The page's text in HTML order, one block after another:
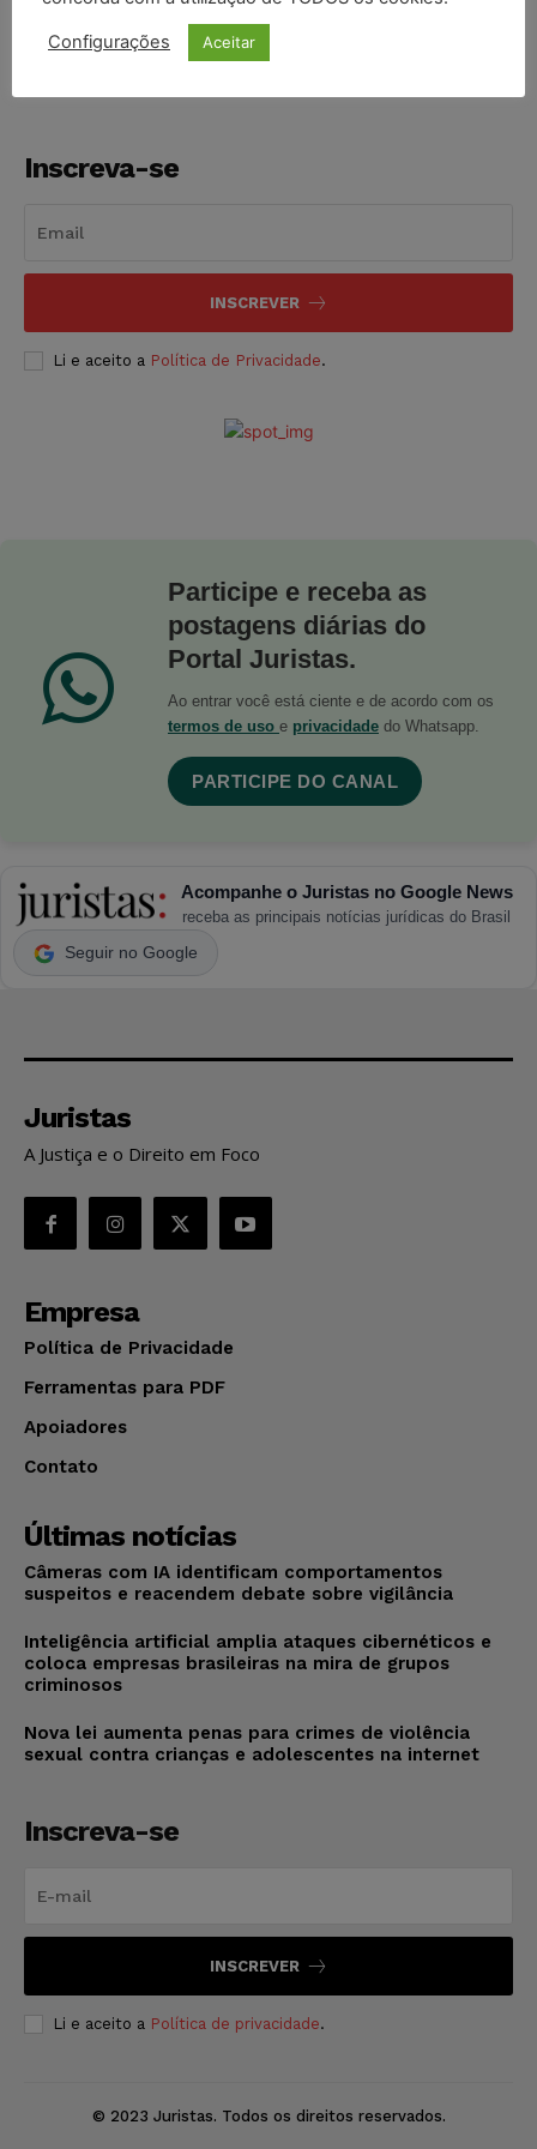
Inscreva-se
INSCREVER
Li e aceito a Política de Privacidade.
Participe e receba as
postagens diárias do
Portal Juristas.
Ao entrar você está ciente e de acordo com os
termos de uso e privacidade do Whatsapp.
PARTICIPE DO CANAL
Acompanhe o Juristas no Google News
receba as principais notícias jurídicas do Brasil
Seguir no Google
Juristas
A Justiça e o Direito em Foco
Empresa
Política de Privacidade
Ferramentas para PDF
Apoiadores
Contato
Últimas notícias
Câmeras com IA identificam comportamentos
suspeitos e reacendem debate sobre vigilância
Inteligência artificial amplia ataques cibernéticos e
coloca empresas brasileiras na mira de grupos
criminosos
Nova lei aumenta penas para crimes de violência
sexual contra crianças e adolescentes na internet
Inscreva-se
INSCREVER
Li e aceito a Política de privacidade.
© 2023 Juristas. Todos os direitos reservados.
Configurações Aceitar